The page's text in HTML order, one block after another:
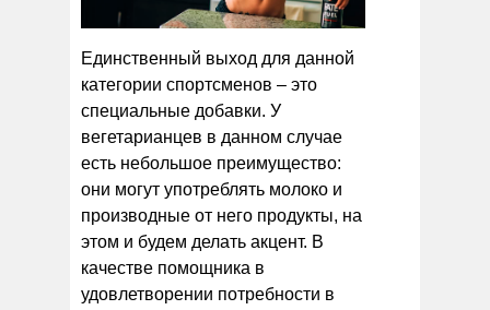
Единственный выход для данной
категории спортсменов – это
специальные добавки. У
вегетарианцев в данном случае
есть небольшое преимущество:
они могут употреблять молоко и
производные от него продукты, на
этом и будем делать акцент. В
качестве помощника в
удовлетворении потребности в